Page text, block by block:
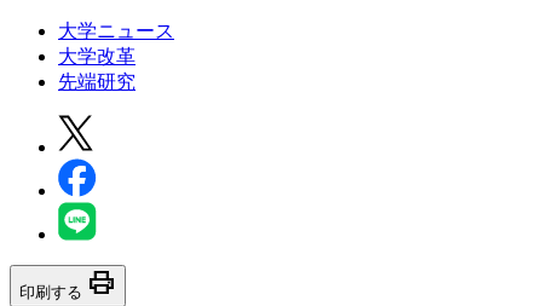
大学ニュース
大学改革
先端研究
印刷する print